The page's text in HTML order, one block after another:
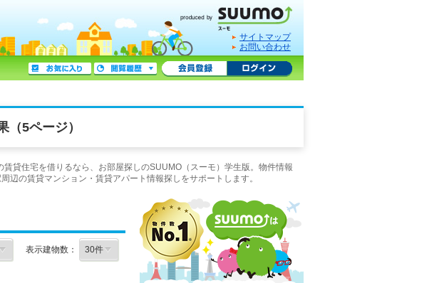
サイトマップ
お問い合わせ
5ページ）
貸住宅を借りるなら、お部屋探しのSUUMO（スーモ）学生版。物件情報
の賃貸マンション・賃貸アパート情報探しをサポートします。
表示建物数：